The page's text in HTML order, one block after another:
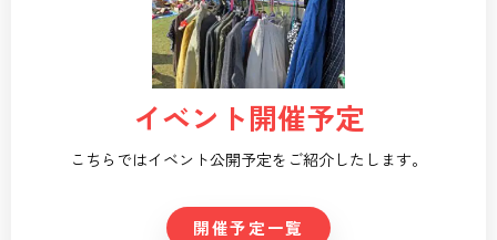
イベント開催予定
こちらではイベント公開予定をご紹介したします。
開催予定一覧